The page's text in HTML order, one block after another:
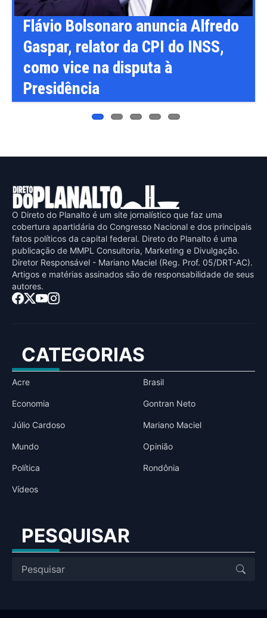
Alfredo
do INSS,
Câmara pode votar
provisórias e projetos
agronegócio na
O Direto do Planalto é um site jornalístico que faz uma
cobertura apartidária do Congresso Nacional e dos principais
fatos políticos da capital federal. Direto do Planalto é uma
publicaçāo de MMPL Consultoria, Marketing e Divulgaçāo.
Diretor Responsável - Mariano Maciel (Reg. Prof. 05/DRT-AC).
Artigos e matérias assinados sāo de responsabilidade de seus
autores.
CATEGORIAS
Acre Brasil
Economia Gontran Neto
Júlio Cardoso Mariano Maciel
Mundo Opinião
Política Rondônia
Vídeos
PESQUISAR